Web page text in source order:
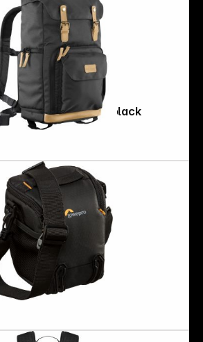
Mantona Photo Backpack Luis Retro black
Lowepro Adventura TLZ 30 III black